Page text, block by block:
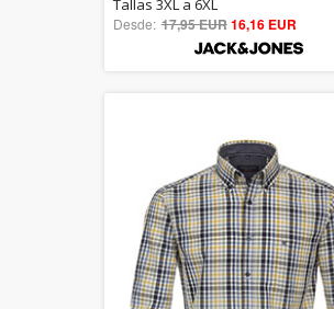
out of 5
Tallas 3XL a 6XL
Desde: 17,95 EUR16,16 EUR